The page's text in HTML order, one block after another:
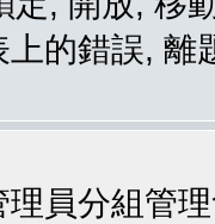
上的錯誤, 離
員分組管